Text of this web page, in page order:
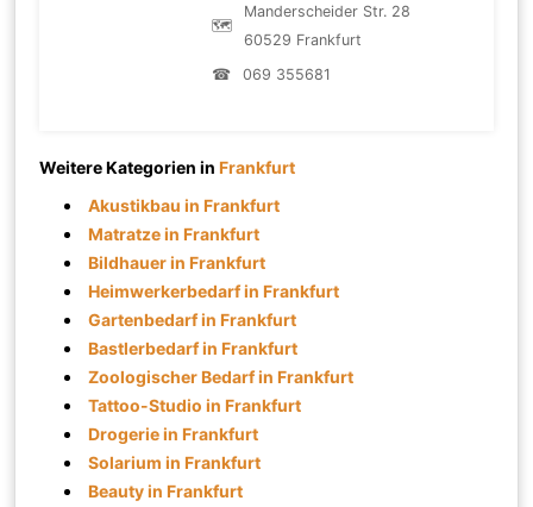
🗺
Manderscheider Str. 28
60529 Frankfurt
☎
069 355681
Weitere Kategorien inFrankfurt
Akustikbau in Frankfurt
Matratze in Frankfurt
Bildhauer in Frankfurt
Heimwerkerbedarf in Frankfurt
Gartenbedarf in Frankfurt
Bastlerbedarf in Frankfurt
Zoologischer Bedarf in Frankfurt
Tattoo-Studio in Frankfurt
Drogerie in Frankfurt
Solarium in Frankfurt
Beauty in Frankfurt